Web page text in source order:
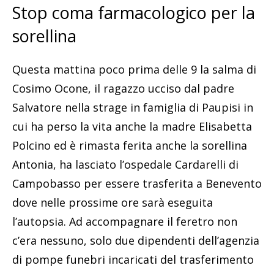
Stop coma farmacologico per la
sorellina
Questa mattina poco prima delle 9 la salma di
Cosimo Ocone, il ragazzo ucciso dal padre
Salvatore nella strage in famiglia di Paupisi in
cui ha perso la vita anche la madre Elisabetta
Polcino ed è rimasta ferita anche la sorellina
Antonia, ha lasciato l’ospedale Cardarelli di
Campobasso per essere trasferita a Benevento
dove nelle prossime ore sarà eseguita
l’autopsia. Ad accompagnare il feretro non
c’era nessuno, solo due dipendenti dell’agenzia
di pompe funebri incaricati del trasferimento